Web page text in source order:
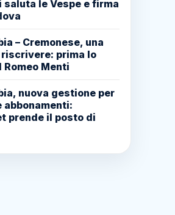
saluta le Vespe e firma
– Cremonese, una
prima lo
Romeo Menti
nuova gestione per
prende il posto di